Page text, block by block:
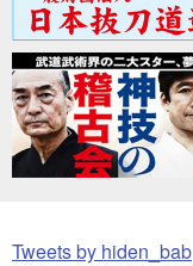
Tweets by hiden_bab